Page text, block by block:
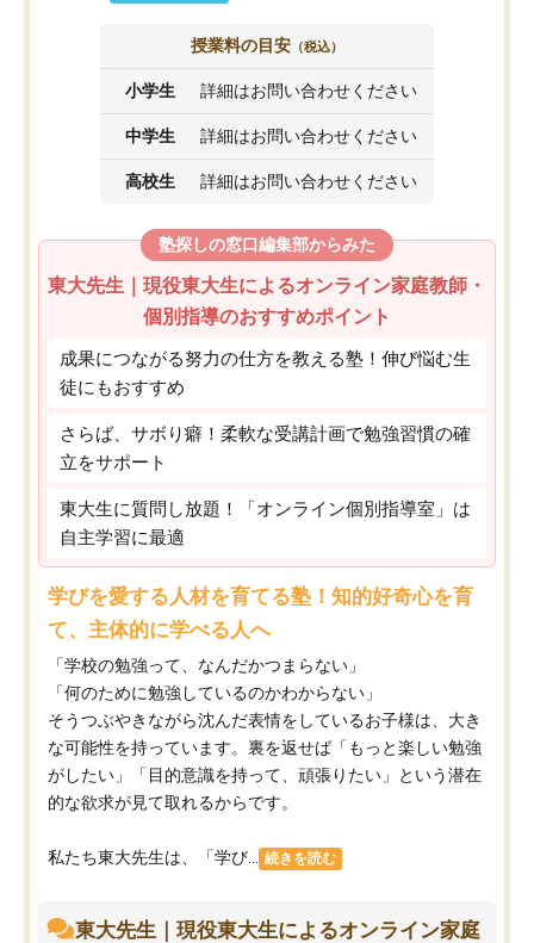
授業料の目安 （税込）
小学生 詳細はお問い合わせください
中学生 詳細はお問い合わせください
高校生 詳細はお問い合わせください
塾探しの窓口編集部からみた
東大先生｜現役東大生によるオンライン家庭教師・
個別指導のおすすめポイント
成果につながる努力の仕方を教える塾！伸び悩む生
徒にもおすすめ
さらば、サボり癖！柔軟な受講計画で勉強習慣の確
立をサポート
東大生に質問し放題！「オンライン個別指導室」は
自主学習に最適
学びを愛する人材を育てる塾！知的好奇心を育
て、主体的に学べる人へ
「学校の勉強って、なんだかつまらない」
「何のために勉強しているのかわからない」
そうつぶやきながら沈んだ表情をしているお子様は、大き
な可能性を持っています。裏を返せば「もっと楽しい勉強
がしたい」「目的意識を持って、頑張りたい」という潜在
的な欲求が見て取れるからです。
私たち東大先生は、「学び... 続きを読む
東大先生｜現役東大生によるオンライン家庭